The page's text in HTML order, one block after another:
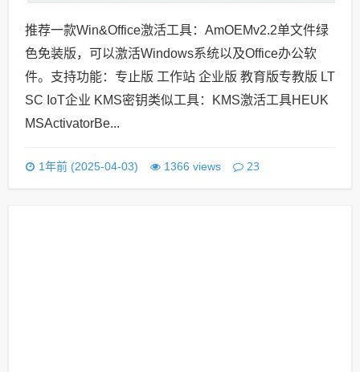
推荐一款Win&Office激活工具：AmOEMv2.2单文件绿
色免装版，可以激活Windows系统以及Office办公软
件。支持功能：专止版 工作站 企业版 教育版专教版 LT
SC IoT企业 KMS密钥类似工具：KMS激活工具HEUK
MSActivatorBe...
1年前 (2025-04-03) 1366 views 23